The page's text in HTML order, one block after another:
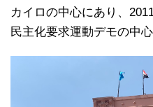
カイロの中心にあり、
民主化要求運動デモの中